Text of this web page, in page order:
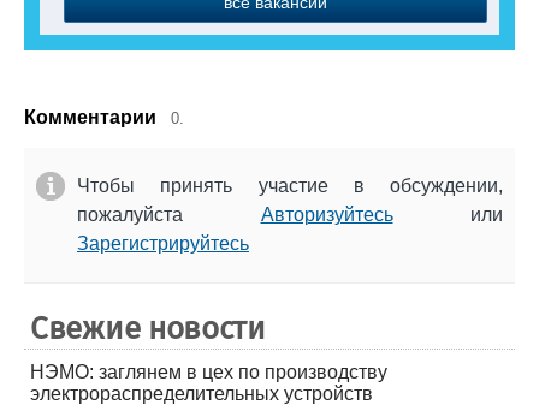
Комментарии 0.
Чтобы принять участие в обсуждении,
пожалуйста Авторизуйтесьили
Зарегистрируйтесь
Свежие новости
НЭМО: заглянем в цех по производству
электрораспределительных устройств